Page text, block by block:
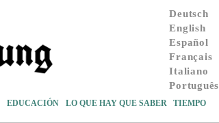
Deutsch
English
Español
Français
Italiano
Português
EDUCACIÓN LO QUE HAY QUE SABER TIEMPO